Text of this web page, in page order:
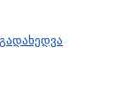
გადახედვა